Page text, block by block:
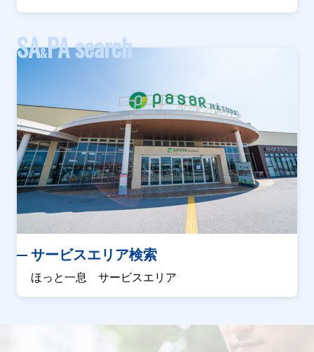
SA&PA search
サービスエリア検索
ほっと一息 サービスエリア